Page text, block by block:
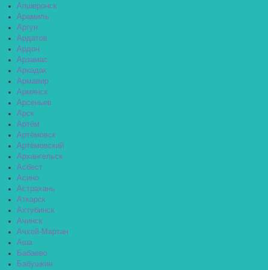
Апшеронск
Арамиль
Аргун
Ардатов
Ардон
Арзамас
Аркадак
Армавир
Армянск
Арсеньев
Арск
Артём
Артёмовск
Артёмовский
Архангельск
Асбест
Асино
Астрахань
Аткарск
Ахтубинск
Ачинск
Ачхой-Мартан
Аша
Бабаево
Бабушкин